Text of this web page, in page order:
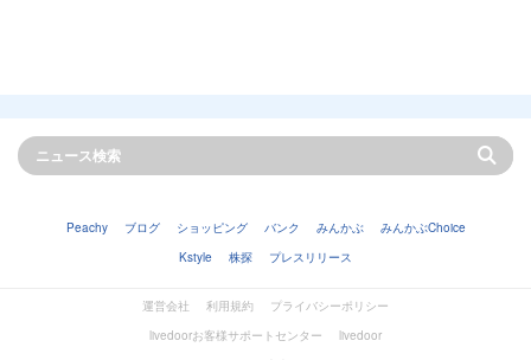
Peachy ブログ ショッピング バンク みんかぶ
みんかぶChoice
Kstyle
株探 プレスリリース
運営会社 利用規約
プライバシーポリシー
livedoorお客様サポートセンター
livedoor